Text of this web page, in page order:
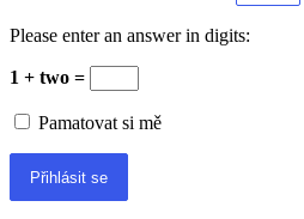
Please enter an answer in digits:
1 + two =
Pamatovat si mě